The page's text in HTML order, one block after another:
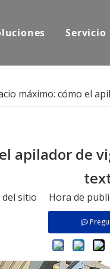
Servicio
máximo: cómo el
apilador de
del sitio Hora de